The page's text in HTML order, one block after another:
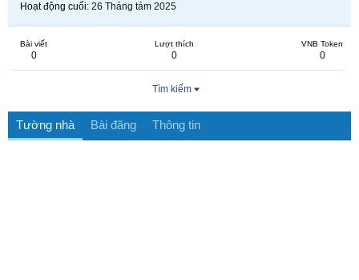
Hoạt động cuối 26 Tháng tám 2025
Bài viết
0
Lượt thích
0
VNB Token
0
Tìm kiếm
Tường nhà Bài đăng Thông tin